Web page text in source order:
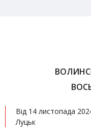
Від 14 листопада
Луцьк